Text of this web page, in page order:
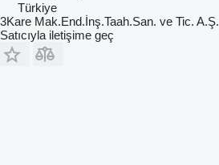
Türkiye
3Kare Mak.End.İnş.Taah.San. ve Tic. A.Ş.
Satıcıyla iletişime geç